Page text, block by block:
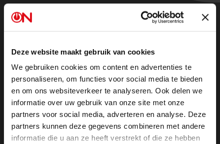
Deze website maakt gebruik van cookies
We gebruiken cookies om content en advertenties te
personaliseren, om functies voor social media te bieden
en om ons websiteverkeer te analyseren. Ook delen we
informatie over uw gebruik van onze site met onze
partners voor social media, adverteren en analyse. Deze
partners kunnen deze gegevens combineren met andere
informatie die u aan ze heeft verstrekt of die ze hebben
Diego) en betreurt de verdwijning van het kinderfeest.
“Waarom komen wij niet op voor onze tradities? Sta
op voor wat je belangrijk vindt!”
Ongehoord Nieuws gemist?Kijk de hele uitzending
hier terug.